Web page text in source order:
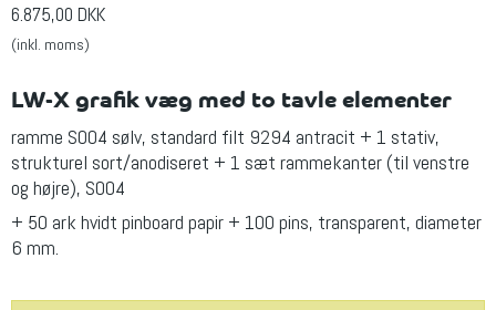
6.875,00 DKK
(inkl. moms)
LW-X grafik væg med to tavle elementer
ramme S004 sølv, standard filt 9294 antracit + 1 stativ,
strukturel sort/anodiseret + 1 sæt rammekanter (til venstre
og højre), S004
+ 50 ark hvidt pinboard papir + 100 pins, transparent, diameter
6 mm.